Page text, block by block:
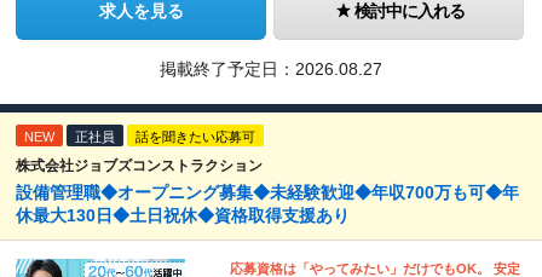
求人を見る 検討中に入れる
掲載終了予定日： 2026.08.27
NEW 正社員 話を聞きたい応募可
株式会社ジョブズコンストラクション
設備管理職◆オープニング募集◆未経験歓迎◆年収700万も可◆年
休最大130日◆土日祝休◆資格取得支援あり
応募資格は「やってみたい」だけでもOK。 安定